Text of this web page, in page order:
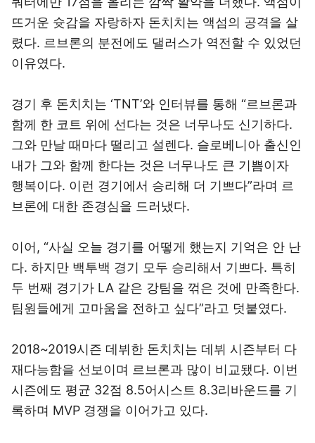
뜨거운 슛감을 자랑하자 돈치치는 액섬의 공격을 살
렸다. 르브론의 분전에도 댈러스가 역전할 수 있었던
이유였다.
경기 후 돈치치는 ‘TNT’와 인터뷰를 통해 “르브론과
함께 한 코트 위에 선다는 것은 너무나도 신기하다.
그와 만날 때마다 떨리고 설렌다. 슬로베니아 출신인
내가 그와 함께 한다는 것은 너무나도 큰 기쁨이자
행복이다. 이런 경기에서 승리해 더 기쁘다”라며 르
브론에 대한 존경심을 드러냈다.
이어, “사실 오늘 경기를 어떻게 했는지 기억은 안 난
다. 하지만 백투백 경기 모두 승리해서 기쁘다. 특히
두 번째 경기가 LA 같은 강팀을 꺾은 것에 만족한다.
팀원들에게 고마움을 전하고 싶다”라고 덧붙였다.
2018~2019시즌 데뷔한 돈치치는 데뷔 시즌부터 다
재다능함을 선보이며 르브론과 많이 비교됐다. 이번
시즌에도 평균 32점 8.5어시스트 8.3리바운드를 기
록하며 MVP 경쟁을 이어가고 있다.